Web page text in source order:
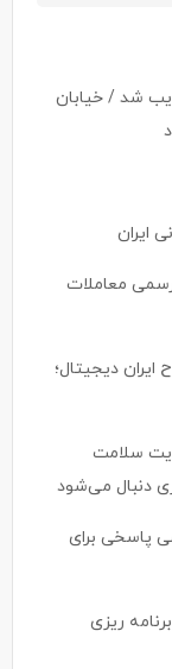
شد / خیابان
ایران
معاملات
در طرح ایران دیجیتال؛
سلامت
دنبال می‌شود
پاسخی برای
ریزی